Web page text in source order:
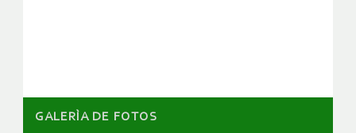
GALERÌA DE FOTOS